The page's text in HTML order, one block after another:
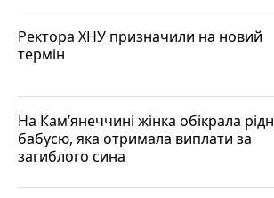
Ректора ХНУ призначили на новий
термін
На Кам’янеччині жінка обікрала
бабусю, яка отримала виплати за
загиблого сина